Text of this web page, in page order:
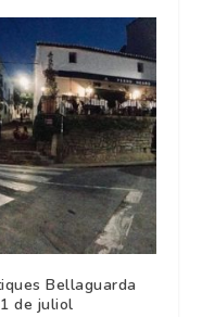
Bellaguarda
de juliol